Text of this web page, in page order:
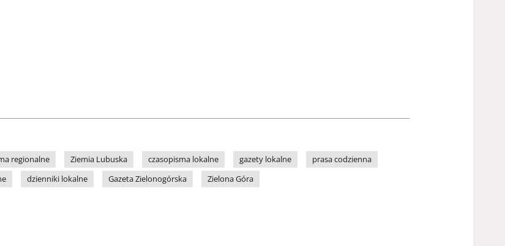
regionalne Ziemia Lubuska czasopisma lokalne gazety lokalne
prasa codzienna
dzienniki lokalne Gazeta Zielonogórska Zielona Góra